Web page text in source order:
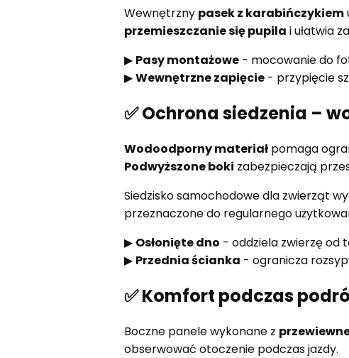
Wewnętrzny pasek z karabińczykiem
przemieszczanie się pupila i ułatwia
▶ Pasy montażowe- mocowanie do
▶Wewnętrzne zapięcie- przypięcie
✅ Ochrona siedzenia –
Wodoodporny materiałpomaga
Podwyższone boki zabezpieczają
Siedzisko samochodowe dla zwierząt
przeznaczone do regularnego
▶ Osłonięte dno - oddziela zwierzę od
▶ Przednia ścianka - ogranicza
✅ Komfort podczas
Boczne panele wykonane z
obserwować otoczenie podczas jazdy.